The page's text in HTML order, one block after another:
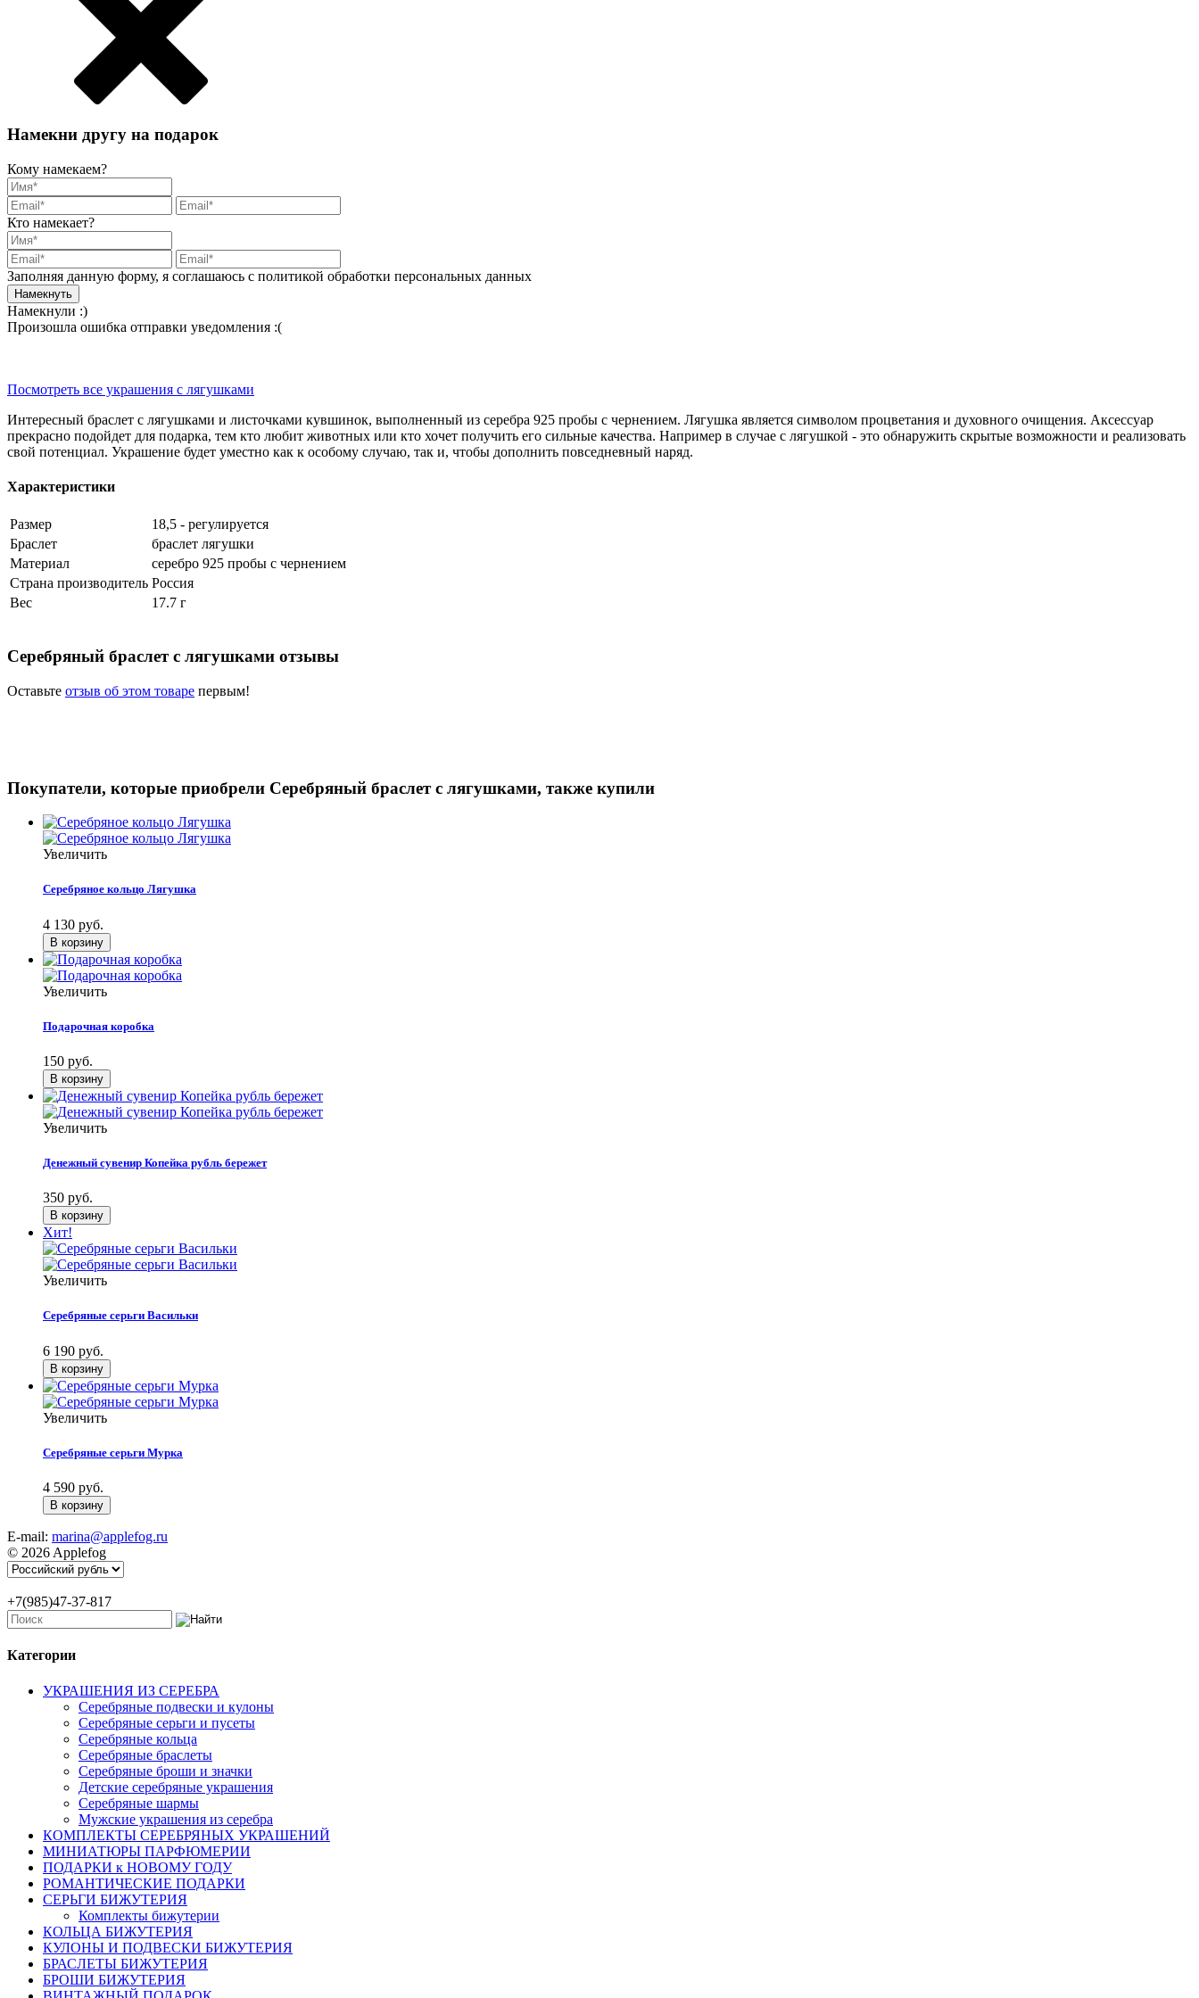
Намекни другу на подарок
Кому намекаем?
Кто намекает?
Заполняя данную форму, я соглашаюсь с политикой обработки персональных данных
Намекнули :)
Произошла ошибка отправки уведомления :(
Посмотреть все украшения с лягушками
Интересный браслет с лягушками и листочками кувшинок, выполненный из серебра 925 пробы с чернением. Лягушка является символом процветания и духовного очищения. Аксессуар
прекрасно подойдет для подарка, тем кто любит животных или кто хочет получить его сильные качества. Например в случае с лягушкой - это обнаружить скрытые возможности и реализовать
свой потенциал. Украшение будет уместно как к особому случаю, так и, чтобы дополнить повседневный наряд.
Характеристики
Размер
18,5 - регулируется
Браслет
браслет лягушки
Материал
серебро 925 пробы с чернением
Страна производитель Россия
Вес
17.7 г
Серебряный браслет с лягушками отзывы
Оставьте отзыв об этом товаре первым!
Покупатели, которые приобрели Серебряный браслет с лягушками, также купили
Увеличить
Серебряное кольцо Лягушка
4 130 руб.
Увеличить
Подарочная коробка
150 руб.
Увеличить
Денежный сувенир Копейка рубль бережет
350 руб.
Хит!
Увеличить
Серебряные серьги Васильки
6 190 руб.
Увеличить
Серебряные серьги Мурка
4 590 руб.
E-mail: marina@applefog.ru
© 2026 Applefog
+7(985)47-37-817
Категории
УКРАШЕНИЯ ИЗ СЕРЕБРА
Серебряные подвески и кулоны
Серебряные серьги и пусеты
Серебряные кольца
Серебряные браслеты
Серебряные броши и значки
Детские серебряные украшения
Серебряные шармы
Мужские украшения из серебра
КОМПЛЕКТЫ СЕРЕБРЯНЫХ УКРАШЕНИЙ
МИНИАТЮРЫ ПАРФЮМЕРИИ
ПОДАРКИ к НОВОМУ ГОДУ
РОМАНТИЧЕСКИЕ ПОДАРКИ
СЕРЬГИ БИЖУТЕРИЯ
Комплекты бижутерии
КОЛЬЦА БИЖУТЕРИЯ
КУЛОНЫ И ПОДВЕСКИ БИЖУТЕРИЯ
БРАСЛЕТЫ БИЖУТЕРИЯ
БРОШИ БИЖУТЕРИЯ